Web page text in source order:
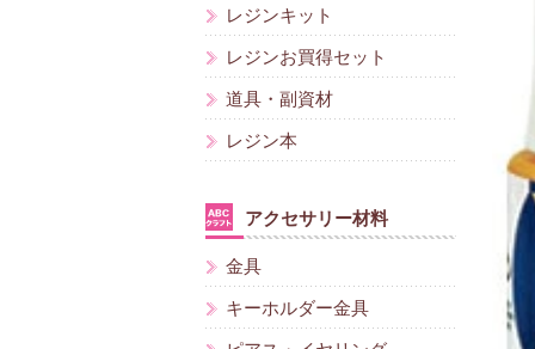
レジンキット
レジンお買得セット
道具・副資材
レジン本
アクセサリー材料
金具
キーホルダー金具